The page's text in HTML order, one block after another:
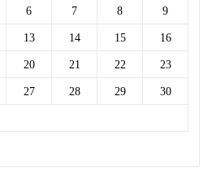
6 7 8 9
13 14 15 16
20 21 22 23
27 28 29 30